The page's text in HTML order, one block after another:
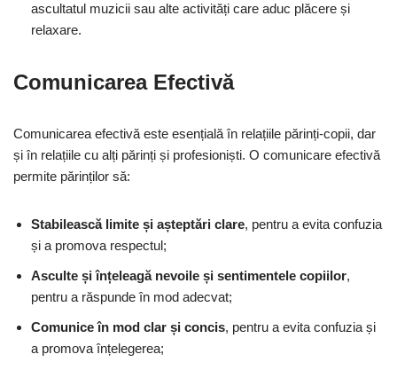
ascultatul muzicii sau alte activități care aduc plăcere și
relaxare.
Comunicarea Efectivă
Comunicarea efectivă este esențială în relațiile părinți-copii, dar
și în relațiile cu alți părinți și profesioniști. O comunicare efectivă
permite părinților să:
Stabilească limite și așteptări clare, pentru a evita confuzia
și a promova respectul;
Asculte și înțeleagă nevoile și sentimentele copiilor,
pentru a răspunde în mod adecvat;
Comunice în mod clar și concis, pentru a evita confuzia și
a promova înțelegerea;